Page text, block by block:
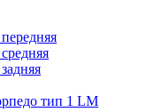
тип 1 LM